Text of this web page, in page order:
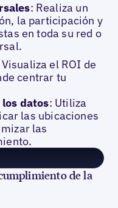
: Realiza un
la participación y
en toda su red o
Visualiza el ROI de
centrar tu
datos: Utiliza
las ubicaciones
las
de la